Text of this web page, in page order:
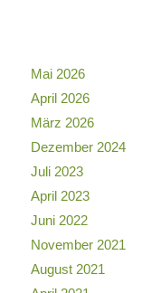
Mai 2026
April 2026
März 2026
Dezember 2024
Juli 2023
April 2023
Juni 2022
November 2021
August 2021